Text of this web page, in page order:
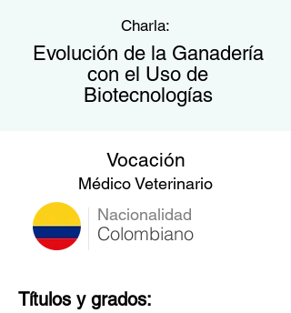
Charla:
Evolución de la Ganadería
con el Uso de
Biotecnologías
Vocación
Médico Veterinario
Nacionalidad
Colombiano
Títulos y grados: